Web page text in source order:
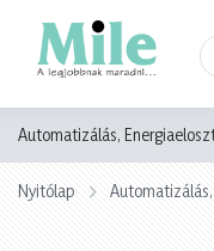
Automatizálás,
Nyitólap